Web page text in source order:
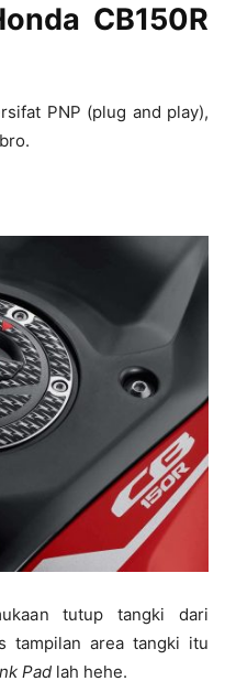
CB150R
PNP (plug and play),
tutup tangki dari
tampilan area tangki itu
Pad lah hehe.